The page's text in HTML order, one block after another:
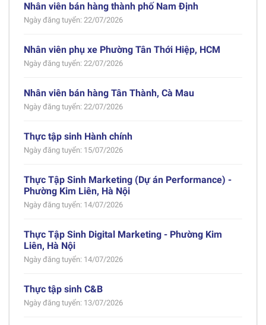
Nhân viên bán hàng thành phố Nam Định
Ngày đăng tuyển: 22/07/2026
Nhân viên phụ xe Phường Tân Thới Hiệp, HCM
Ngày đăng tuyển: 22/07/2026
Nhân viên bán hàng Tân Thành, Cà Mau
Ngày đăng tuyển: 22/07/2026
Thực tập sinh Hành chính
Ngày đăng tuyển: 15/07/2026
Thực Tập Sinh Marketing (Dự án Performance) -
Phường Kim Liên, Hà Nội
Ngày đăng tuyển: 14/07/2026
Thực Tập Sinh Digital Marketing - Phường Kim
Liên, Hà Nội
Ngày đăng tuyển: 14/07/2026
Thực tập sinh C&B
Ngày đăng tuyển: 13/07/2026